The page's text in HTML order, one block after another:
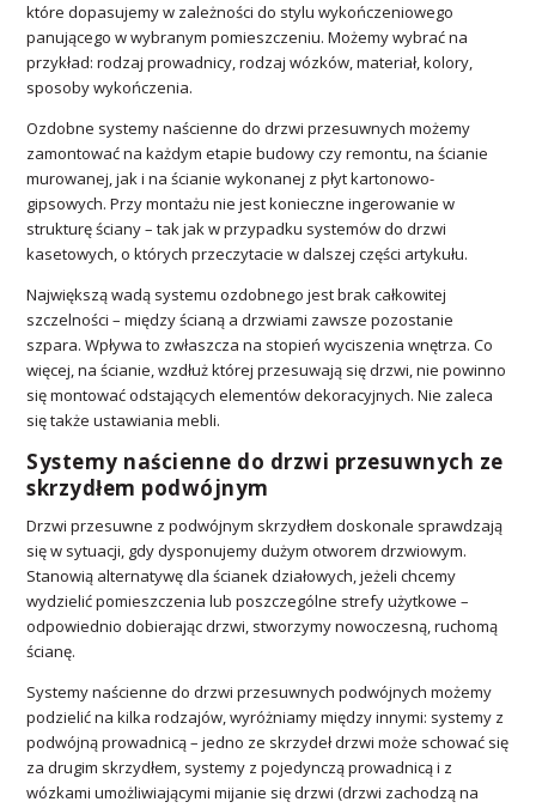
które dopasujemy w zależności do stylu wykończeniowego
panującego w wybranym pomieszczeniu. Możemy wybrać na
przykład: rodzaj prowadnicy, rodzaj wózków, materiał, kolory,
sposoby wykończenia.
Ozdobne systemy naścienne do drzwi przesuwnych możemy
zamontować na każdym etapie budowy czy remontu, na ścianie
murowanej, jak i na ścianie wykonanej z płyt kartonowo-
gipsowych. Przy montażu nie jest konieczne ingerowanie w
strukturę ściany – tak jak w przypadku systemów do drzwi
kasetowych, o których przeczytacie w dalszej części artykułu.
Największą wadą systemu ozdobnego jest brak całkowitej
szczelności – między ścianą a drzwiami zawsze pozostanie
szpara. Wpływa to zwłaszcza na stopień wyciszenia wnętrza. Co
więcej, na ścianie, wzdłuż której przesuwają się drzwi, nie powinno
się montować odstających elementów dekoracyjnych. Nie zaleca
się także ustawiania mebli.
Systemy naścienne do drzwi przesuwnych ze
skrzydłem podwójnym
Drzwi przesuwne z podwójnym skrzydłem doskonale sprawdzają
się w sytuacji, gdy dysponujemy dużym otworem drzwiowym.
Stanowią alternatywę dla ścianek działowych, jeżeli chcemy
wydzielić pomieszczenia lub poszczególne strefy użytkowe –
odpowiednio dobierając drzwi, stworzymy nowoczesną, ruchomą
ścianę.
Systemy naścienne do drzwi przesuwnych podwójnych możemy
podzielić na kilka rodzajów, wyróżniamy między innymi: systemy z
podwójną prowadnicą – jedno ze skrzydeł drzwi może schować się
za drugim skrzydłem, systemy z pojedynczą prowadnicą i z
wózkami umożliwiającymi mijanie się drzwi (drzwi zachodzą na